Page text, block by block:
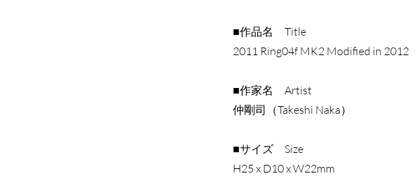
■作品名 Title
2011 Ring04f MK2 Modified in 2012
■作家名 Artist
仲剛司（Takeshi Naka）
■サイズ Size
H25 x D10 x W22mm